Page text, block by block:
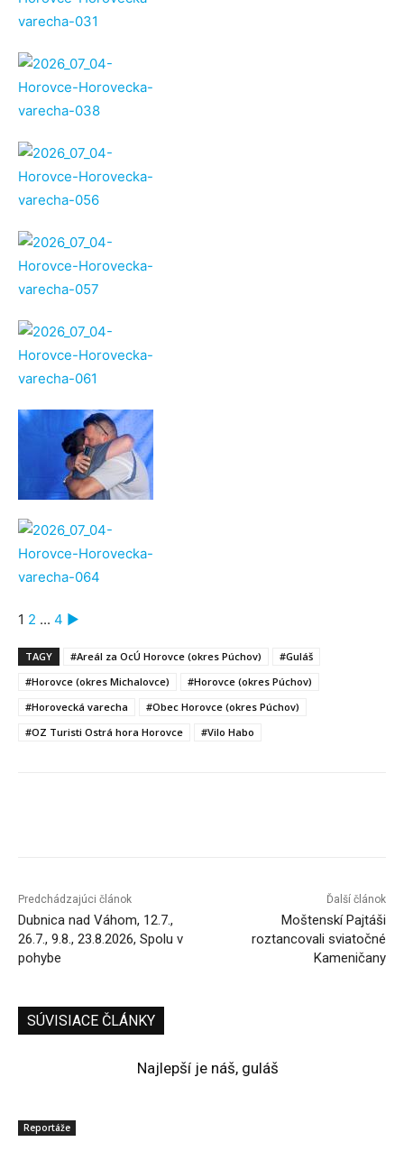
1 2 ... 4 ►
TAGY #Areál za OcÚ Horovce (okres Púchov)
#Guláš
#Horovce (okres Michalovce)
#Horovce (okres Púchov)
#Horovecká varecha
#Obec Horovce (okres Púchov)
#OZ Turisti Ostrá hora Horovce
#Vilo Habo
Predchádzajúci článok
Dubnica nad Váhom, 12.7.,
26.7., 9.8., 23.8.2026, Spolu v
pohybe
Ďalší článok
Moštenskí Pajtáši
roztancovali sviatočné
Kameničany
SÚVISIACE ČLÁNKY
Reportáže
Najlepší je náš, guláš